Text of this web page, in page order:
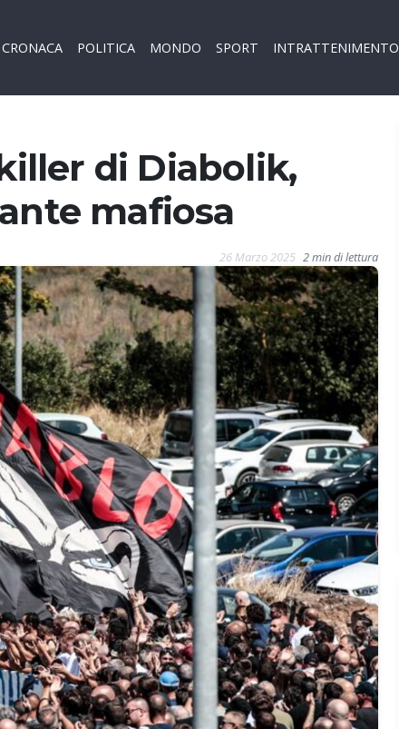
CRONACA POLITICA MONDO SPORT INTRATTENIMENTO
di Diabolik,
mafiosa
26 Marzo 2025 2 min di lettura